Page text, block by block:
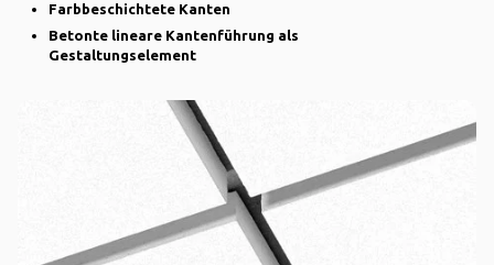
Farbbeschichtete Kanten
Betonte lineare Kantenführung als
Gestaltungselement